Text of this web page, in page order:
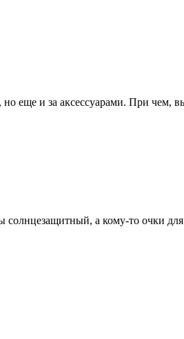
еще и за аксессуарами. При чем,
а кому-то очки